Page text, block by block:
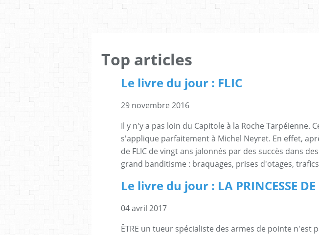
Top articles
Le livre du jour : FLIC
29 novembre 2016
Il y n'y a pas loin du Capitole à la Roche Tarpéienne.
s'applique parfaitement à Michel Neyret. En effet,
de FLIC de vingt ans jalonnés par des succès dans
grand banditisme : braquages, prises d'otages,
Le livre du jour : LA PRINCESSE DE
04 avril 2017
ÊTRE un tueur spécialiste des armes de pointe n'est